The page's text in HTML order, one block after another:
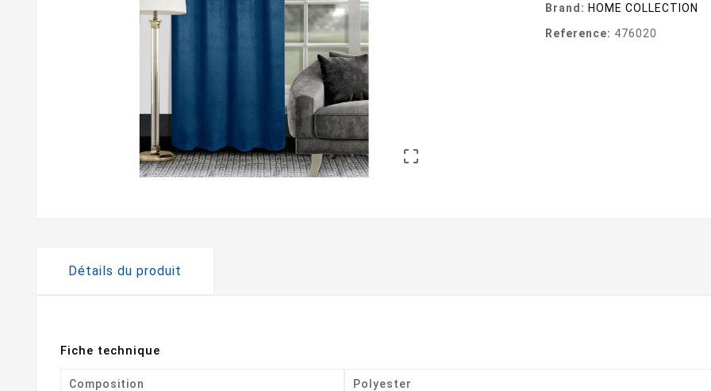

Brand: HOME COLLECTION
Reference: 476020
Détails du produit
Fiche technique
Composition Polyester